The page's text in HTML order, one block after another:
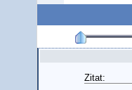
Zitat: